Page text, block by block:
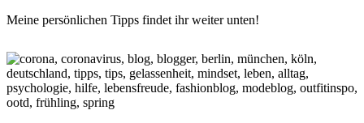
Meine persönlichen Tipps findet ihr weiter unten!